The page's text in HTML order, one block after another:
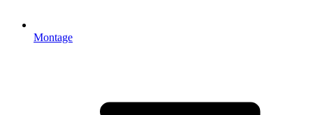
Montage